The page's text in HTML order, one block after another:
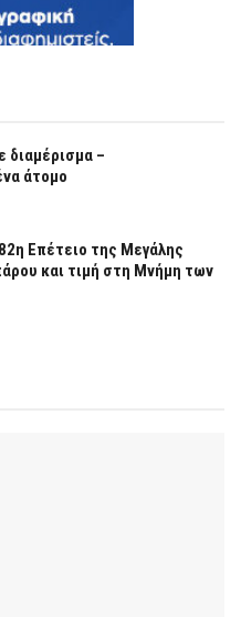
διαμέρισμα –
άτομο
Επέτειο της Μεγάλης
και τιμή στη Μνήμη των